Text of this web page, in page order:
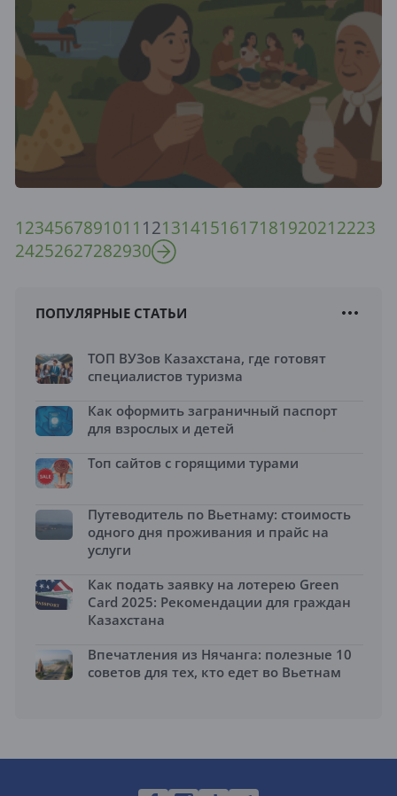
1234567891011 121314151617181920212223
24252627282930
ПОПУЛЯРНЫЕ СТАТЬИ
ТОП ВУЗов Казахстана, где готовят
специалистов туризма
Как оформить заграничный паспорт
для взрослых и детей
Топ сайтов с горящими турами
Путеводитель по Вьетнаму: стоимость
одного дня проживания и прайс на
услуги
Как подать заявку на лотерею Green
Card 2025: Рекомендации для граждан
Казахстана
Впечатления из Нячанга: полезные 10
советов для тех, кто едет во Вьетнам